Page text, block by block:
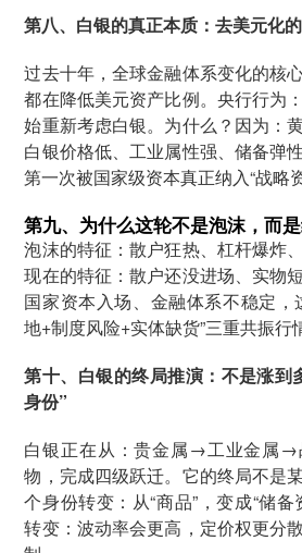
第八、白银的真正本质：去美元化
过去十年，全球金融体系变化的核
都在降低美元资产比例。央行行为
始重新考虑白银。为什么？因为：
白银价格低、工业属性强、储备弹
第一次被国家级资本真正纳入“战略资
第九、为什么这轮不是泡沫，而
泡沫的特征：散户狂热、杠杆爆炸、
现在的特征：散户还没进场、实物
国家资本入场、金融体系不稳定，
地+制度风险+实体缺货”三重共振行
第十、白银的终局推演：不是涨到
身份”
白银正在从：贵金属→工业金属
物，完成四级跃迁。它的终局不是
个身份转变：从“商品”，变成“储
转变：波动率会更高，定价权更分